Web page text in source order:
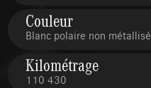
Couleur
Blanc polaire non métallisé
Kilométrage
110 430